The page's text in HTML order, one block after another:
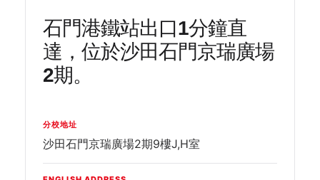
石門港鐵站出口1分鐘直
達，位於沙田石門京瑞廣場
2期。
分校地址
沙田石門京瑞廣場2期9樓J,H室